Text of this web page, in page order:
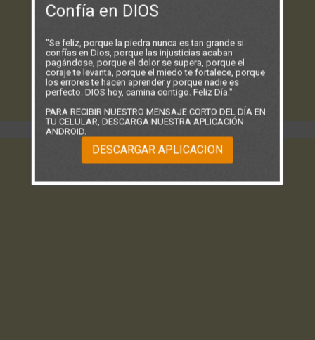
Confía en DIOS
"Se feliz, porque la piedra nunca es tan grande si
confías en Dios, porque las injusticias acaban
pagándose, porque el dolor se supera, porque el
coraje te levanta, porque el miedo te fortalece, porque
los errores te hacen aprender y porque nadie es
perfecto. DIOS hoy, camina contigo. Feliz Día."
PARA RECIBIR NUESTRO MENSAJE CORTO DEL DÍA EN
TU CELULAR, DESCARGA NUESTRA APLICACIÓN
ANDROID.
DESCARGAR APLICACION